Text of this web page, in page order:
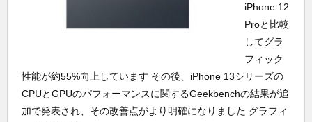
iPhone 12
Proと比較
してグラ
フィック
性能が約55%向上しています その後、iPhone 13シリーズの
CPUとGPUのパフォーマンスに関するGeekbenchの結果が追
加で発表され、その改善点がより明確になりました グラフィ